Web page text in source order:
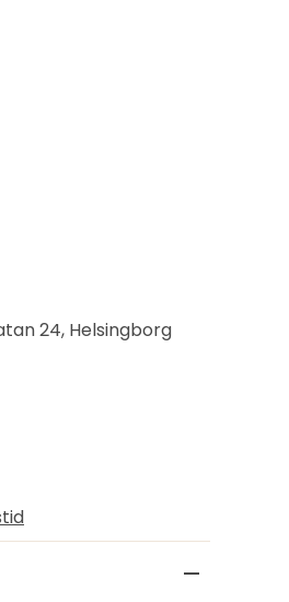
24, Helsingborg